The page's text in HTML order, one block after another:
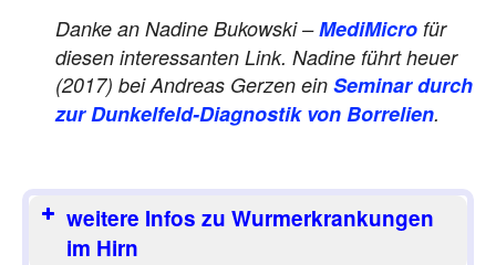
Danke an Nadine Bukowski –MediMicro für
diesen interessanten Link. Nadine führt heuer
(2017) bei Andreas Gerzen ein Seminar durch
zurDunkelfeld-Diagnostik von Borrelien.
weitere Infos zu Wurmerkrankungen
im Hirn